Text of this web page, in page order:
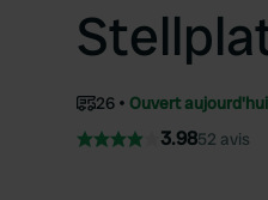
26 Ouvert aujourd'hui
3.9852 avis